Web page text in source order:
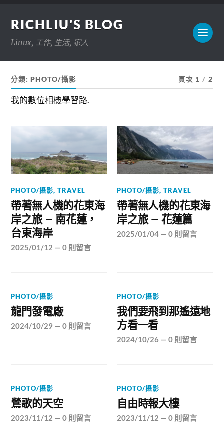
RICHLIU'S BLOG
Linux, 工作, 生活, 家人
分類:PHOTO/攝影 頁次 1 / 2
我的數位相機學習路.
PHOTO/攝影,TRAVEL
帶著無人機的花東海
岸之旅 – 南花蓮，
台東海岸
2025/01/12 —0 則留言
PHOTO/攝影,TRAVEL
帶著無人機的花東海
岸之旅 – 花蓮篇
2025/01/04 —0 則留言
PHOTO/攝影
龍門發電廠
2024/10/29 —0 則留言
PHOTO/攝影
我們要飛到那遙遠地
方看一看
2024/10/26 —0 則留言
PHOTO/攝影
鶯歌的天空
2023/11/12 —0 則留言
PHOTO/攝影
自由時報大樓
2023/11/12 —0 則留言